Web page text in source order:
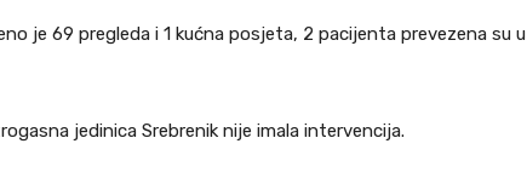
je 69 pregleda i 1 kućna posjeta, 2 pacijenta prevezena su u
jedinica Srebrenik nije imala intervencija.